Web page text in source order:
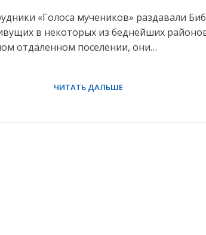
«Голоса мучеников» раздавали
в некоторых из беднейших
отдаленном поселении, они…